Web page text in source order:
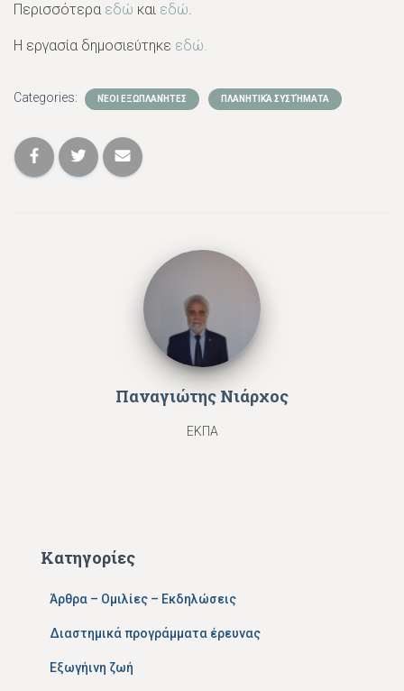
Περισσότερα εδώ και εδώ.
Η εργασία δημοσιεύτηκε εδώ.
Categories: ΝΈΟΙ ΕΞΩΠΛΑΝΉΤΕΣ ΠΛΑΝΗΤΙΚΆ ΣΥΣΤΉΜΑΤΑ
Παναγιώτης Νιάρχος
ΕΚΠΑ
Κατηγορίες
Άρθρα – Ομιλίες – Εκδηλώσεις
Διαστημικά προγράμματα έρευνας
Εξωγήινη ζωή